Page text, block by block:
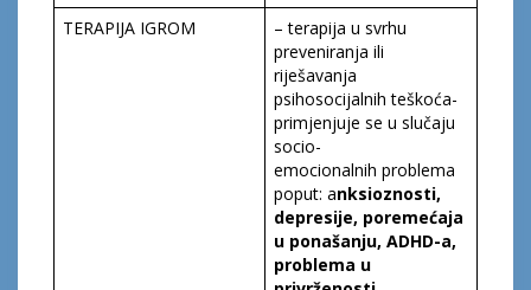
TERAPIJA IGROM
– terapija u svrhu
preveniranja ili
riješavanja
psihosocijalnih teškoća-
primjenjuje se u slučaju
socio-
emocionalnih problema
poput: anksioznosti,
depresije, poremećaja
u ponašanju, ADHD-a,
problema u